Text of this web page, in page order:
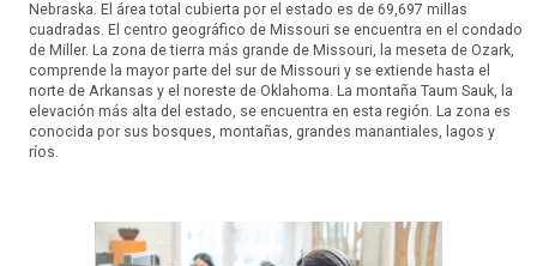
Nebraska. El área total cubierta por el estado es de 69,697 millas
cuadradas. El centro geográfico de Missouri se encuentra en el condado
de Miller. La zona de tierra más grande de Missouri, la meseta de Ozark,
comprende la mayor parte del sur de Missouri y se extiende hasta el
norte de Arkansas y el noreste de Oklahoma. La montaña Taum Sauk, la
elevación más alta del estado, se encuentra en esta región. La zona es
conocida por sus bosques, montañas, grandes manantiales, lagos y
ríos.